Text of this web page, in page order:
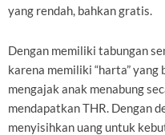
yang rendah, bahkan gratis.
Dengan memiliki tabungan
karena memiliki “harta” yang
mengajak anak menabung
mendapatkan THR. Dengan
menyisihkan uang untuk